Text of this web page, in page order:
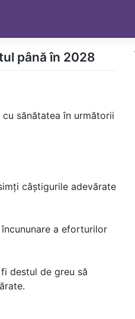
până în 2028
sănătatea în următorii
câștigurile adevărate
a eforturilor
destul de greu să